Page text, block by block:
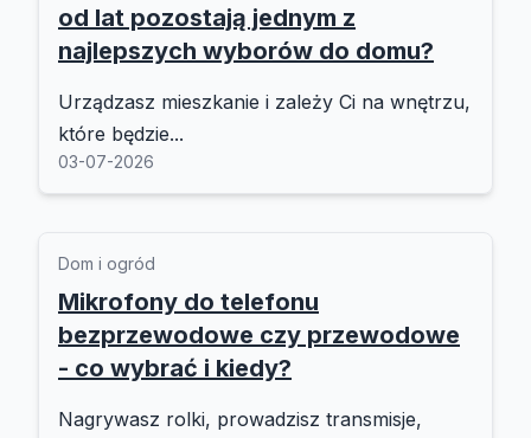
od lat pozostają jednym z
najlepszych wyborów do domu?
Urządzasz mieszkanie i zależy Ci na wnętrzu,
które będzie...
03-07-2026
Dom i ogród
Mikrofony do telefonu
bezprzewodowe czy przewodowe
- co wybrać i kiedy?
Nagrywasz rolki, prowadzisz transmisje,